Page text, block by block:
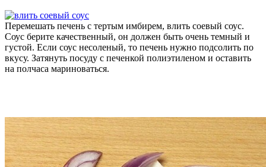
Перемешать печень с тертым имбирем, влить соевый соус.
Соус берите качественный, он должен быть очень темный и
густой. Если соус несоленый, то печень нужно подсолить по
вкусу. Затянуть посуду с печенкой полиэтиленом и оставить
на полчаса мариноваться.